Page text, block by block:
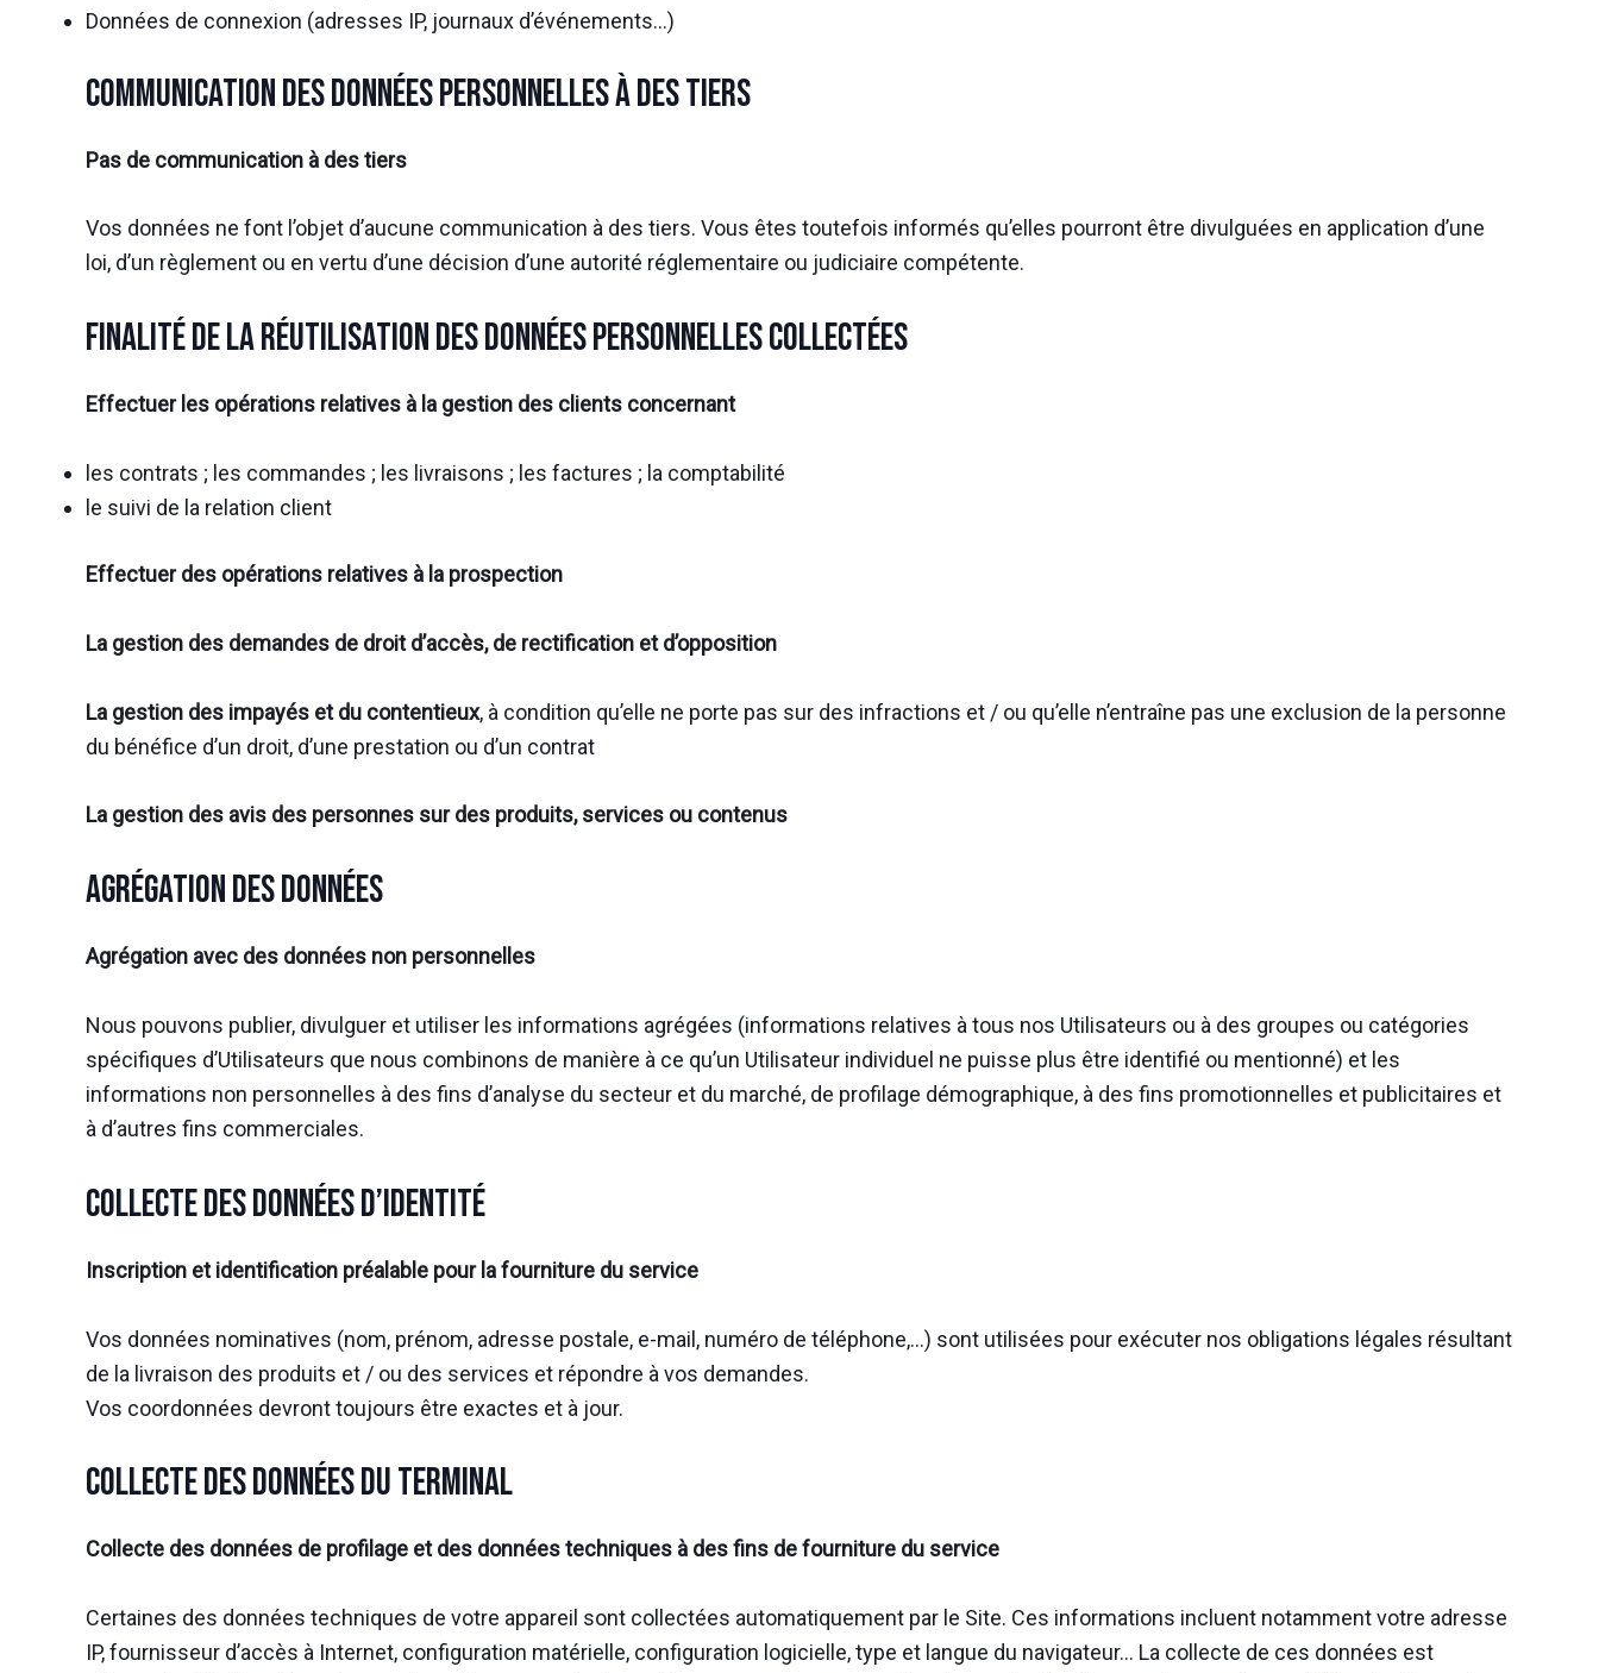
Données de connexion (adresses IP, journaux d’événements…)
Communication des données personnelles à des tiers
Pas de communication à des tiers
Vos données ne font l’objet d’aucune communication à des tiers. Vous êtes toutefois informés qu’elles pourront être divulguées en application d’une
loi, d’un règlement ou en vertu d’une décision d’une autorité réglementaire ou judiciaire compétente.
Finalité de la réutilisation des données personnelles collectées
Effectuer les opérations relatives à la gestion des clients concernant
les contrats ; les commandes ; les livraisons ; les factures ; la comptabilité
le suivi de la relation client
Effectuer des opérations relatives à la prospection
La gestion des demandes de droit d’accès, de rectification et d’opposition
La gestion des impayés et du contentieux, à condition qu’elle ne porte pas sur des infractions et / ou qu’elle n’entraîne pas une exclusion de la personne
du bénéfice d’un droit, d’une prestation ou d’un contrat
La gestion des avis des personnes sur des produits, services ou contenus
Agrégation des données
Agrégation avec des données non personnelles
Nous pouvons publier, divulguer et utiliser les informations agrégées (informations relatives à tous nos Utilisateurs ou à des groupes ou catégories
spécifiques d’Utilisateurs que nous combinons de manière à ce qu’un Utilisateur individuel ne puisse plus être identifié ou mentionné) et les
informations non personnelles à des fins d’analyse du secteur et du marché, de profilage démographique, à des fins promotionnelles et publicitaires et
à d’autres fins commerciales.
Collecte des données d’identité
Inscription et identification préalable pour la fourniture du service
Vos données nominatives (nom, prénom, adresse postale, e-mail, numéro de téléphone,…) sont utilisées pour exécuter nos obligations légales résultant
de la livraison des produits et / ou des services et répondre à vos demandes.
Vos coordonnées devront toujours être exactes et à jour.
Collecte des données du terminal
Collecte des données de profilage et des données techniques à des fins de fourniture du service
Certaines des données techniques de votre appareil sont collectées automatiquement par le Site. Ces informations incluent notamment votre adresse
IP, fournisseur d’accès à Internet, configuration matérielle, configuration logicielle, type et langue du navigateur… La collecte de ces données est